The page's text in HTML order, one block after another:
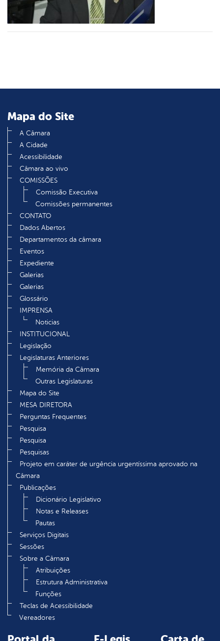
Mapa do Site
A Câmara
A Cidade
Acessibilidade
Câmara ao vivo
COMISSÕES
Comissão Executiva
Comissões permanentes
CONTATO
Dados Abertos
Departamentos da câmara
Eventos
Expediente
Galerias
Galerias
Glossário
IMPRENSA
Noticias
INSTITUCIONAL
Legislação
Legislaturas Anteriores
Memória da Câmara
Outras Legislaturas
Mapa do Site
MESA DIRETORA
Perguntas Frequentes
Pesquisa
Pesquisa
Pesquisas
Projeto em caráter de urgência urgentíssima aprovado na
Câmara
Publicações
Dicionário Legislativo
Notas e Releases
Pautas
Serviços Digitais
Sessões
Sobre a Câmara
Atribuições
Estrutura Administrativa
Funções
Teclas de Acessibilidade
Vereadores